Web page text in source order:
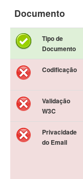
Documento
Tipo de
Documento
Codificação
Validação
W3C
Privacidade
do Email